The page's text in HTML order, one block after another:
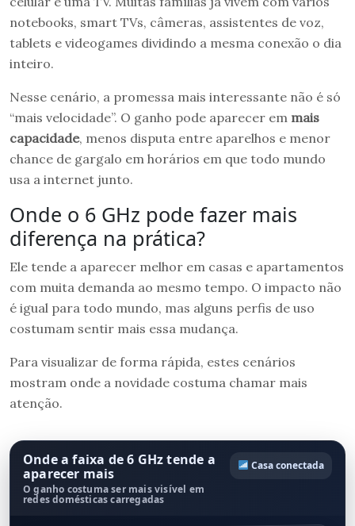
notebooks, smart TVs, câmeras, assistentes de voz,
tablets e videogames dividindo a mesma conexão o dia
inteiro.
Nesse cenário, a promessa mais interessante não é só
“mais velocidade”. O ganho pode aparecer em mais
capacidade, menos disputa entre aparelhos e menor
chance de gargalo em horários em que todo mundo
usa a internet junto.
Onde o 6 GHz pode fazer mais
diferença na prática?
Ele tende a aparecer melhor em casas e apartamentos
com muita demanda ao mesmo tempo. O impacto não
é igual para todo mundo, mas alguns perfis de uso
costumam sentir mais essa mudança.
Para visualizar de forma rápida, estes cenários
mostram onde a novidade costuma chamar mais
atenção.
Onde a faixa de 6 GHz tende a
aparecer mais
O ganho costuma ser mais visível em
redes domésticas carregadas
Casa conectada